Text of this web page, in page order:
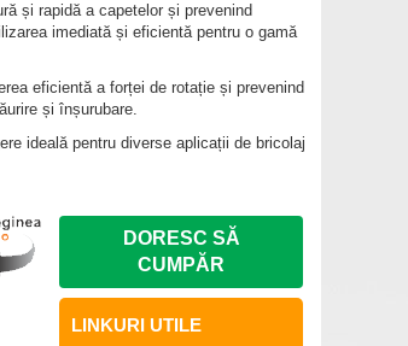
și rapidă a capetelor și prevenind
imediată și eficientă pentru o gamă
eficientă a forței de rotație și prevenind
și înșurubare.
ideală pentru diverse aplicații de bricolaj
DORESC SĂ
CUMPĂR
LINKURI UTILE